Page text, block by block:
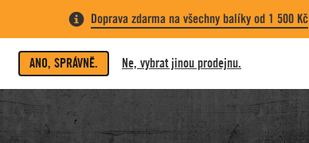
Doprava zdarma na všechny balíky od 1 500 Kč
ANO, SPRÁVNĚ. Ne, vybrat jinou prodejnu.